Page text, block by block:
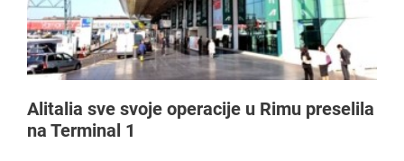
Alitalia sve svoje operacije u Rimu preselila
na Terminal 1